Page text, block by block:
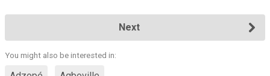
Next
You might also be interested in: